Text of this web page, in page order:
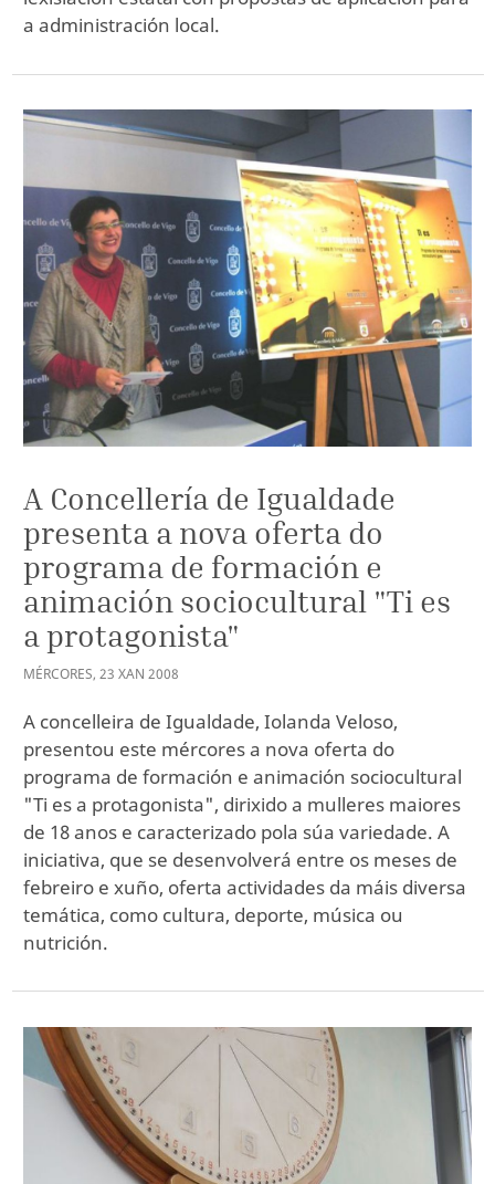
a administración local.
A Concellería de Igualdade
presenta a nova oferta do
programa de formación e
animación sociocultural "Ti es
a protagonista"
MÉRCORES, 23 XAN 2008
A concelleira de Igualdade, Iolanda Veloso,
presentou este mércores a nova oferta do
programa de formación e animación sociocultural
"Ti es a protagonista", dirixido a mulleres maiores
de 18 anos e caracterizado pola súa variedade. A
iniciativa, que se desenvolverá entre os meses de
febreiro e xuño, oferta actividades da máis diversa
temática, como cultura, deporte, música ou
nutrición.